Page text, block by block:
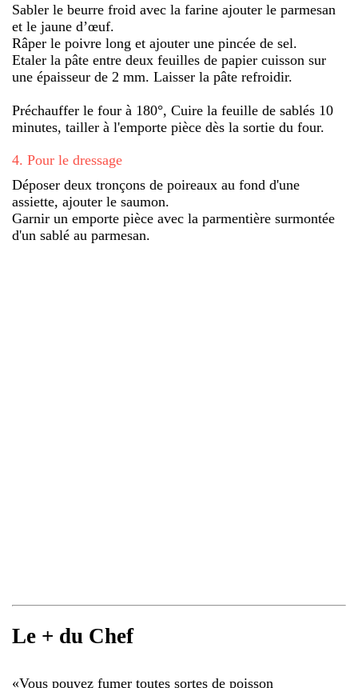
Sabler le beurre froid avec la farine ajouter le parmesan
et le jaune d’œuf.
Râper le poivre long et ajouter une pincée de sel.
Etaler la pâte entre deux feuilles de papier cuisson sur
une épaisseur de 2 mm. Laisser la pâte refroidir.
Préchauffer le four à 180°, Cuire la feuille de sablés 10
minutes, tailler à l'emporte pièce dès la sortie du four.
4. Pour le dressage
Déposer deux tronçons de poireaux au fond d'une
assiette, ajouter le saumon.
Garnir un emporte pièce avec la parmentière surmontée
d'un sablé au parmesan.
Le + du Chef
«Vous pouvez fumer toutes sortes de poisson